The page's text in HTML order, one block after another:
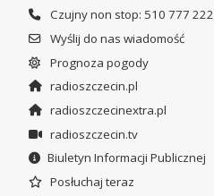
Czujny non stop: 510 777 222
Wyślij do nas wiadomość
Prognoza pogody
radioszczecin.pl
radioszczecinextra.pl
radioszczecin.tv
Biuletyn Informacji Publicznej
Posłuchaj teraz